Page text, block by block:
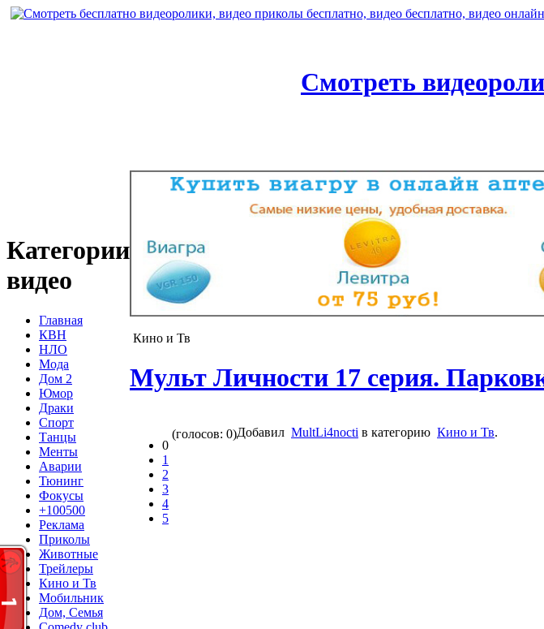
Смотреть
Категории
видео
Главная
КВН
НЛО
Мода
Дом 2
Юмор
Драки
Спорт
Танцы
Менты
Аварии
Тюнинг
Фокусы
+100500
Реклама
Приколы
Животные
Трейлеры
Кино и Тв
Мобильник
Дом, Семья
Кино и Тв
Мульт Личности 17 серия.
0
1
2
3
4
5
(голосов: 0)Добавил MultLi4nocti в категорию Кино и Тв.